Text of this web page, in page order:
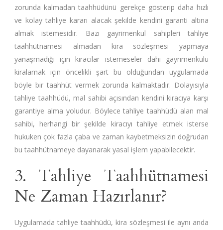
zorunda kalmadan taahhüdünü gerekçe gösterip daha hızlı
ve kolay tahliye kararı alacak şekilde kendini garanti altına
almak istemesidir. Bazı gayrimenkul sahipleri tahliye
taahhütnamesi almadan kira sözleşmesi yapmaya
yanaşmadığı için kiracılar istemeseler dahi gayrimenkulü
kiralamak için öncelikli şart bu olduğundan uygulamada
böyle bir taahhüt vermek zorunda kalmaktadır. Dolayısıyla
tahliye taahhüdü, mal sahibi açısından kendini kiracıya karşı
garantiye alma yoludur. Böylece tahliye taahhüdü alan mal
sahibi, herhangi bir şekilde kiracıyı tahliye etmek isterse
hukuken çok fazla çaba ve zaman kaybetmeksizin doğrudan
bu taahhütnameye dayanarak yasal işlem yapabilecektir.
3. Tahliye Taahhütnamesi
Ne Zaman Hazırlanır?
Uygulamada tahliye taahhüdü, kira sözleşmesi ile aynı anda